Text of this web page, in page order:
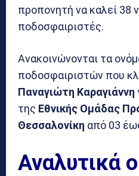
προπονητή να καλεί 38
ποδοσφαιριστές.
Ανακοινώνονται τα
ποδοσφαιριστών που
Παναγιώτη Καραγιάννη
της Εθνικής Ομάδας
Θεσσαλονίκη από 03
Αναλυτικά